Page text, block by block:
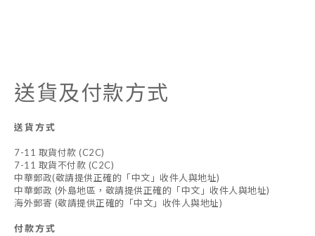
送貨及付款方式
送貨方式
7-11 取貨付款 (C2C)
7-11 取貨不付款 (C2C)
中華郵政(敬請提供正確的「中文」收件人與地址)
中華郵政 (外島地區，敬請提供正確的「中文」收件人與地址)
海外郵寄 (敬請提供正確的「中文」收件人與地址)
付款方式